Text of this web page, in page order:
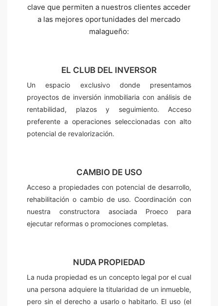
clave que permiten a nuestros clientes acceder
a las mejores oportunidades del mercado
malagueño:
EL CLUB DEL INVERSOR
Un espacio exclusivo donde presentamos
proyectos de inversión inmobiliaria con análisis de
rentabilidad, plazos y seguimiento. Acceso
preferente a operaciones seleccionadas con alto
potencial de revalorización.
CAMBIO DE USO
Acceso a propiedades con potencial de desarrollo,
rehabilitación o cambio de uso. Coordinación con
nuestra constructora asociada Proeco para
ejecutar reformas o promociones completas.
NUDA PROPIEDAD
La nuda propiedad es un concepto legal por el cual
una persona adquiere la titularidad de un inmueble,
pero sin el derecho a usarlo o habitarlo. El uso (el